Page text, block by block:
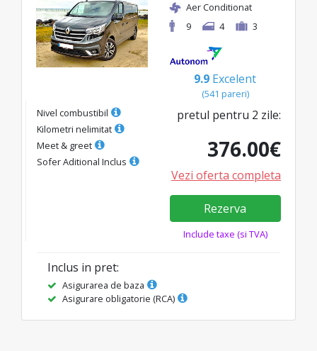
Aer Conditionat
9
4 3
9.9 Excelent
(541 pareri)
Nivel combustibil
Kilometri nelimitat
Meet & greet
Sofer Aditional Inclus
pretul pentru 2 zile:
376.00€
Vezi oferta completa
Rezerva
Include taxe (si TVA)
Inclus in pret:
Asigurarea de baza
Asigurare obligatorie (RCA)